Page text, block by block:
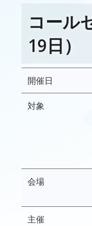
コール
19日）
開催日
対象
会場
主催